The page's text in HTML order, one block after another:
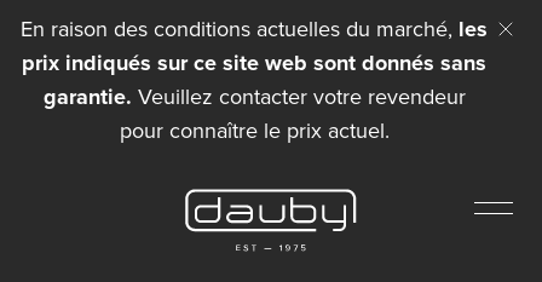
En raison des conditions actuelles du marché, les
prix indiqués sur ce site web sont donnés sans
garantie. Veuillez contacter votre revendeur
pour connaître le prix actuel.